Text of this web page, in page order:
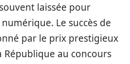
laissée pour
Le succès de
par le prix prestigieux
au concours